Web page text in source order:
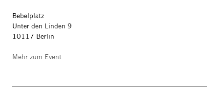
Bebelplatz
Unter den Linden 9
10117 Berlin
Mehr zum Event